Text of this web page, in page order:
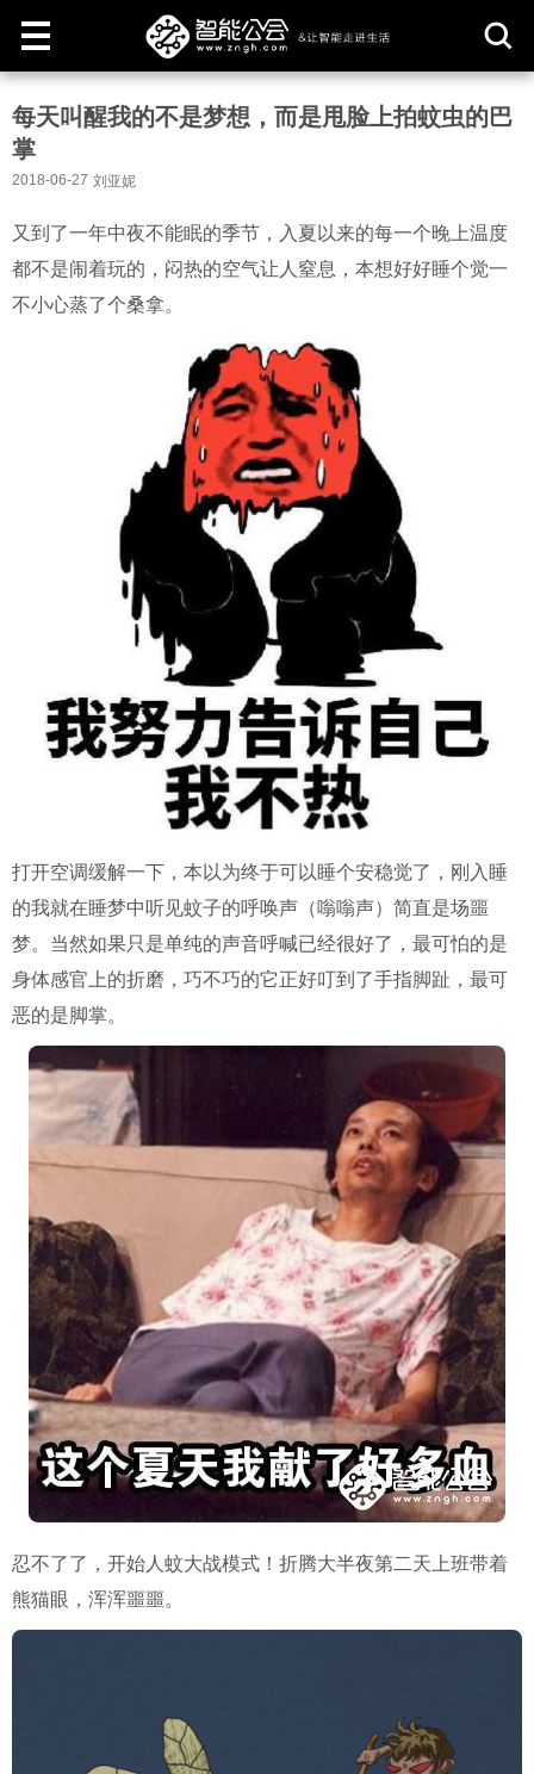
取
每天叫醒我的不是梦想，而是甩脸上拍蚊虫的巴
掌
2018-06-27 刘亚妮
又到了一年中夜不能眠的季节，入夏以来的每一个晚上温度
都不是闹着玩的，闷热的空气让人窒息，本想好好睡个觉一
不小心蒸了个桑拿。
打开空调缓解一下，本以为终于可以睡个安稳觉了，刚入睡
的我就在睡梦中听见蚊子的呼唤声（嗡嗡声）简直是场噩
梦。当然如果只是单纯的声音呼喊已经很好了，最可怕的是
身体感官上的折磨，巧不巧的它正好叮到了手指脚趾，最可
恶的是脚掌。
忍不了了，开始人蚊大战模式！折腾大半夜第二天上班带着
熊猫眼，浑浑噩噩。